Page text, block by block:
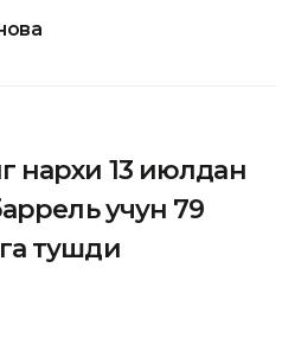
нархи 13 июлдан
учун 79
тушди